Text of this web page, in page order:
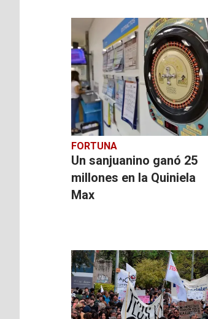
FORTUNA
Un sanjuanino ganó 25
millones en la Quiniela
Max